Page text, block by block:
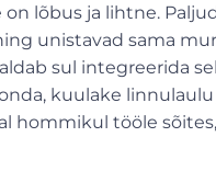
lõbus ja lihtne.
unistavad sama
sul integreerida
kuulake
hommikul tööle